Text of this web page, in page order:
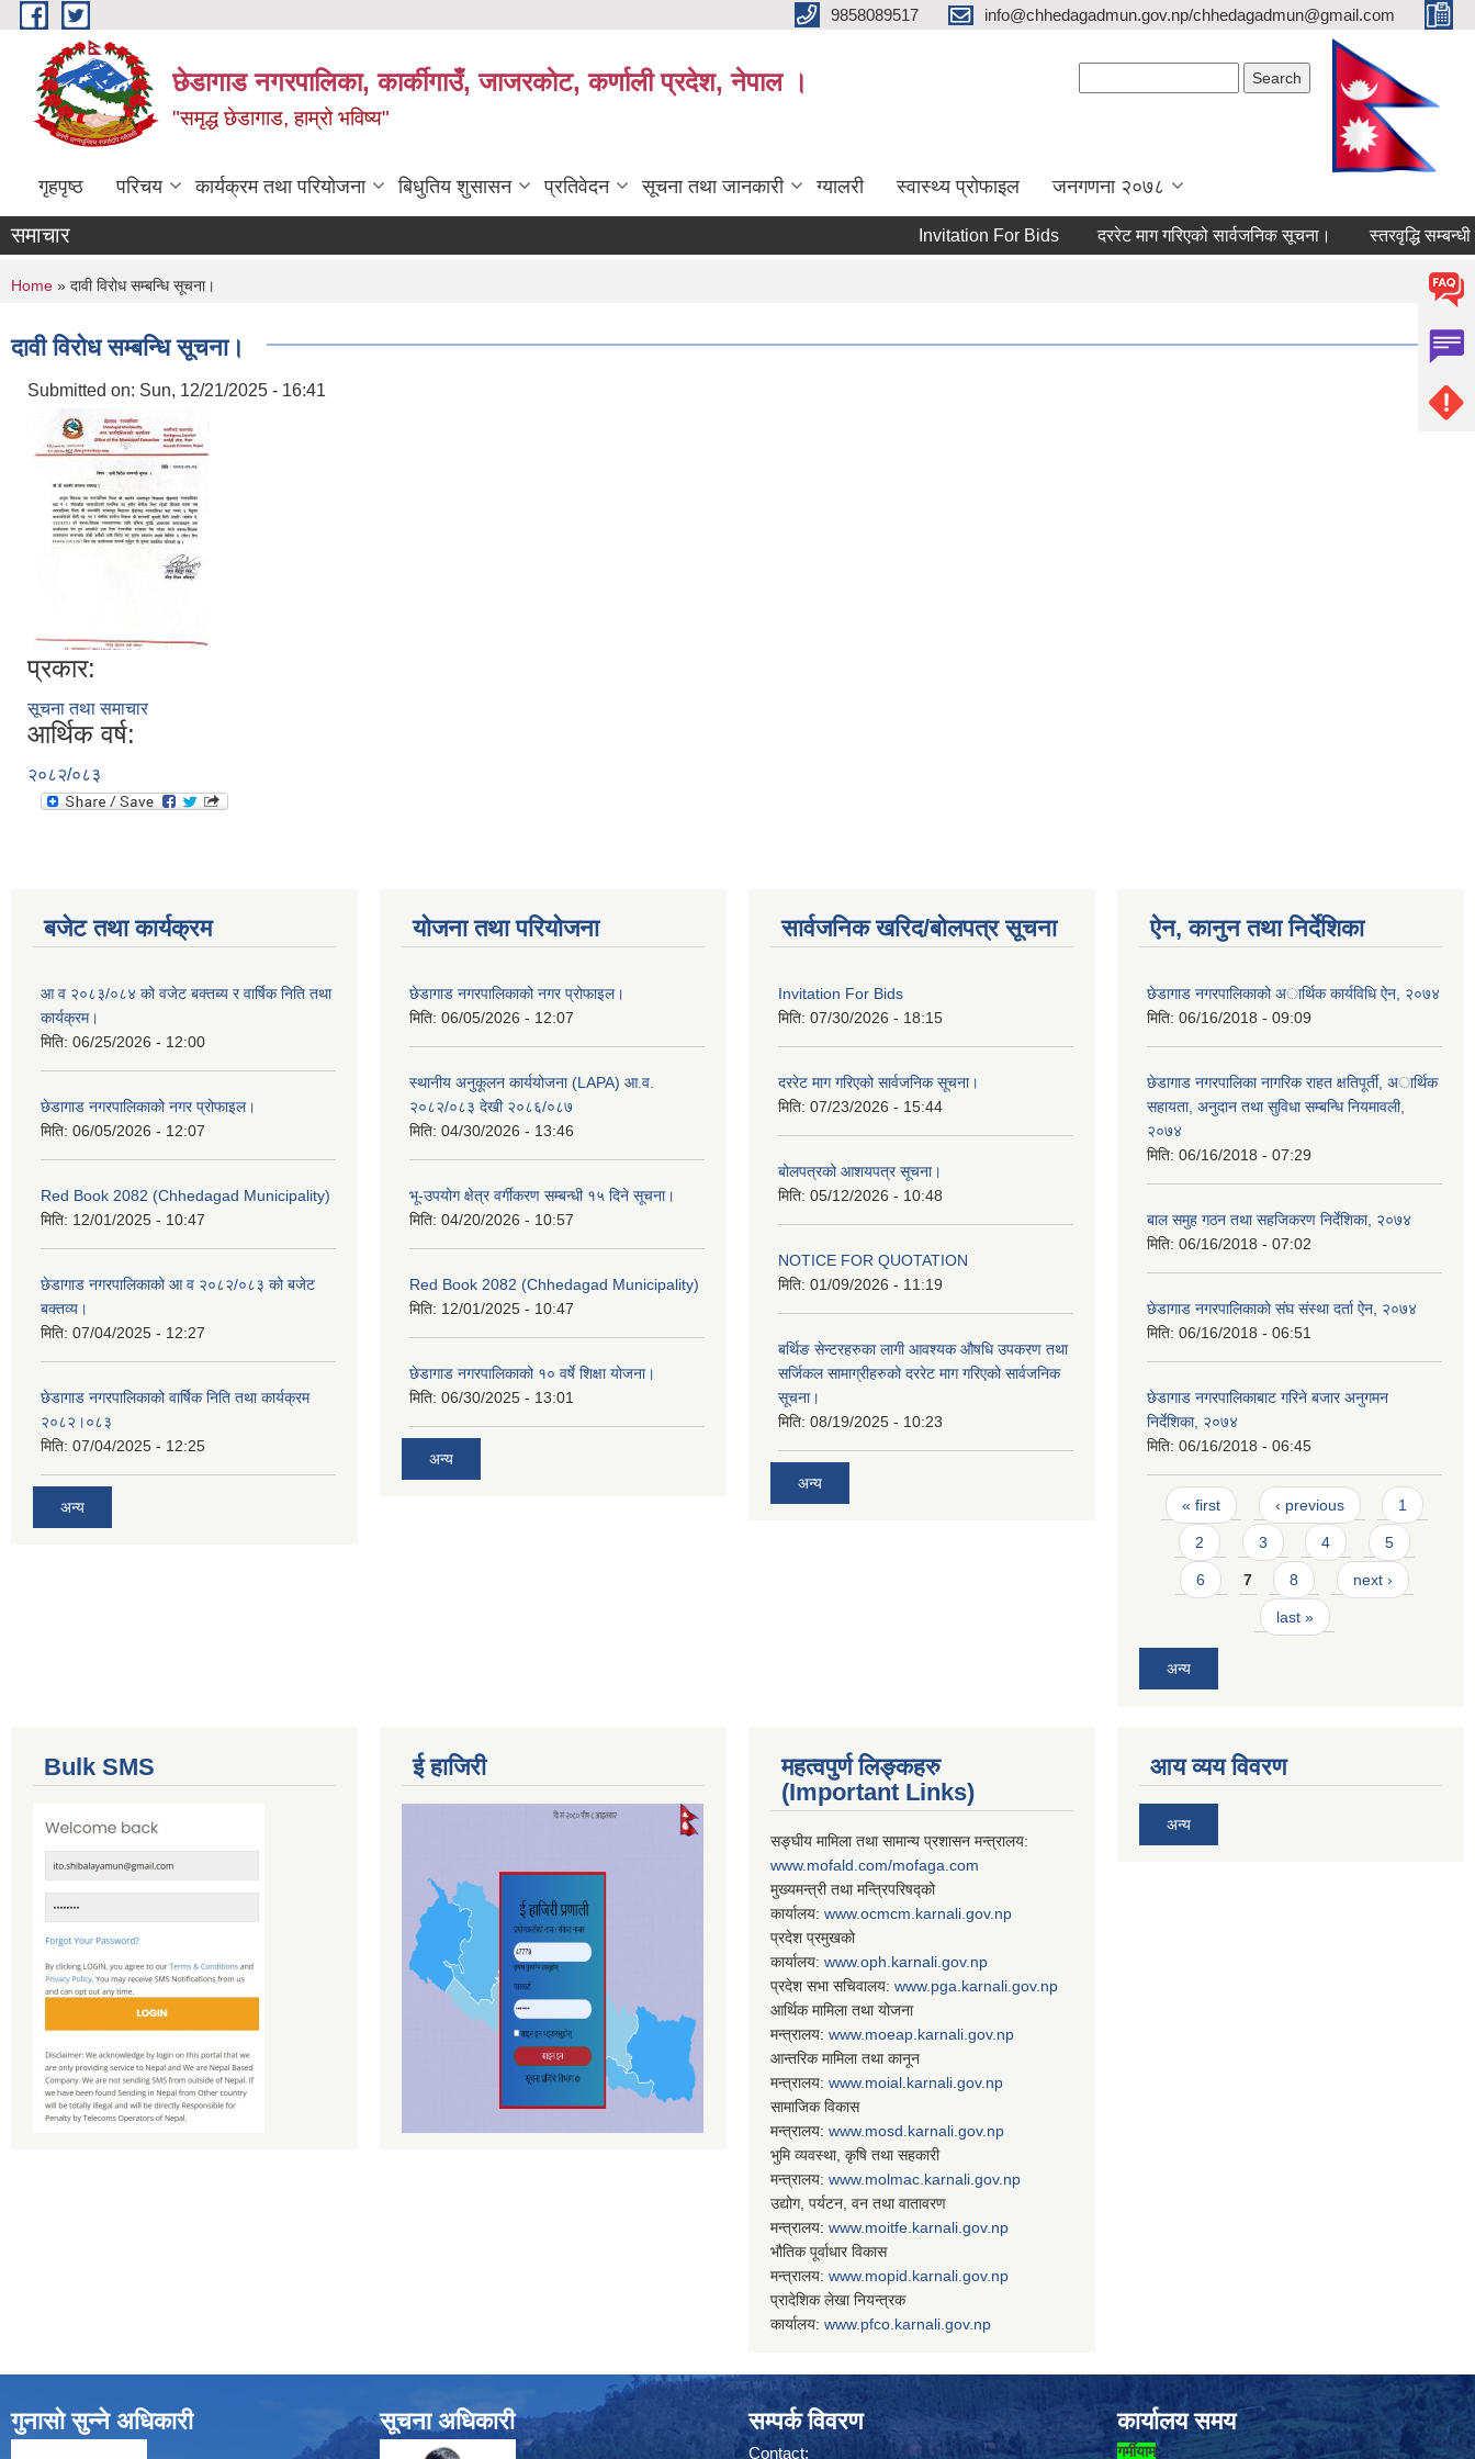
Skip to main content 9858089517 info@chhedagadmun.gov.np/chhedagadmun@gmail.com
छेडागाड नगरपालिका, कार्कीगाउँ, जाजरकाेट, कर्णाली प्रदेश, नेपाल ।
"समृद्ध छेडागाड, हाम्रो भविष्य"
गृहपृष्ठ परिचय कार्यक्रम तथा परियोजना बिधुतिय शुसासन प्रतिवेदन सूचना तथा जानकारी ग्यालरी स्वास्थ्य प्रोफाइल जनगणना २०७८
समाचार Invitation For Bids दररेट माग गरिएको सार्वजनिक सूचना। स्तरवृद्धि सम्बन्धी
You are here
Home » दावी विरोध सम्बन्धि सूचना।
दावी विरोध सम्बन्धि सूचना।
Submitted on: Sun, 12/21/2025 - 16:41
प्रकार:
सूचना तथा समाचार
आर्थिक वर्ष:
२०८२/०८३
बजेट तथा कार्यक्रम
आ व २०८३/०८४ को वजेट बक्तब्य र वार्षिक निति तथा
कार्यक्रम।
मिति: 06/25/2026 - 12:00
छेडागाड नगरपालिकाको नगर प्रोफाइल।
मिति: 06/05/2026 - 12:07
Red Book 2082 (Chhedagad Municipality)
मिति: 12/01/2025 - 10:47
छेडागाड नगरपालिकाको आ व २०८२/०८३ को बजेट
बक्तव्य।
मिति: 07/04/2025 - 12:27
छेडागाड नगरपालिकाको वार्षिक निति तथा कार्यक्रम
२०८२।०८३
मिति: 07/04/2025 - 12:25
अन्य
योजना तथा परियोजना
छेडागाड नगरपालिकाको नगर प्रोफाइल।
मिति: 06/05/2026 - 12:07
स्थानीय अनुकूलन कार्ययोजना (LAPA) आ.व.
२०८२/०८३ देखी २०८६/०८७
मिति: 04/30/2026 - 13:46
भू-उपयोग क्षेत्र वर्गीकरण सम्बन्धी १५ दिने सूचना।
मिति: 04/20/2026 - 10:57
Red Book 2082 (Chhedagad Municipality)
मिति: 12/01/2025 - 10:47
छेडागाड नगरपालिकाको १० वर्षे शिक्षा योजना।
मिति: 06/30/2025 - 13:01
अन्य
सार्वजनिक खरिद/बोलपत्र सूचना
Invitation For Bids
मिति: 07/30/2026 - 18:15
दररेट माग गरिएको सार्वजनिक सूचना।
मिति: 07/23/2026 - 15:44
बोलपत्रको आशयपत्र सूचना।
मिति: 05/12/2026 - 10:48
NOTICE FOR QUOTATION
मिति: 01/09/2026 - 11:19
बर्थिङ सेन्टरहरुका लागी आवश्यक औषधि उपकरण तथा
सर्जिकल सामाग्रीहरुको दररेट माग गरिएको सार्वजनिक
सूचना।
मिति: 08/19/2025 - 10:23
अन्य
ऐन, कानुन तथा निर्देशिका
छेडागाड नगरपालिकाको अार्थिक कार्यविधि ऐन, २०७४
मिति: 06/16/2018 - 09:09
छेडागाड नगरपालिका नागरिक राहत क्षतिपूर्ती, अार्थिक
सहायता, अनुदान तथा सुविधा सम्बन्धि नियमावली,
२०७४
मिति: 06/16/2018 - 07:29
बाल समुह गठन तथा सहजिकरण निर्देशिका, २०७४
मिति: 06/16/2018 - 07:02
छेडागाड नगरपालिकाकाे स‌ंघ संस्था दर्ता ऐन, २०७४
मिति: 06/16/2018 - 06:51
छेडागाड नगरपालिकाबाट गरिने बजार अनुगमन
निर्देशिका, २०७४
मिति: 06/16/2018 - 06:45
Pages
« first ‹ previous 1
2 3 4 5
6 7 8 next ›
last »
अन्य
Bulk SMS ई हाजिरी
महत्वपुर्ण लिङ्कहरु
(Important Links)
सङ्घीय मामिला तथा सामान्य प्रशासन मन्त्रालय:
www.mofald.com/mofaga.com
मुख्यमन्त्री तथा मन्त्रिपरिषद्को
कार्यालय: www.ocmcm.karnali.gov.np
प्रदेश प्रमुखको
कार्यालय: www.oph.karnali.gov.np
प्रदेश सभा सचिवालय: www. pga.karnali.gov.np
आर्थिक मामिला तथा योजना
मन्त्रालय: www. moeap.karnali.gov.np
आन्तरिक मामिला तथा कानून
मन्त्रालय: www. moial.karnali.gov.np
सामाजिक विकास
मन्त्रालय: www. mosd.karnali.gov.np
भुमि व्यवस्था, कृषि तथा सहकारी
मन्त्रालय: www. molmac.karnali.gov.np
उद्योग, पर्यटन, वन तथा वातावरण
मन्त्रालय: www. moitfe.karnali.gov.np
भौतिक पूर्वाधार विकास
मन्त्रालय: www. mopid.karnali.gov.np
प्रादेशिक लेखा नियन्त्रक
कार्यालय: www. pfco.karnali.gov.np
आय व्यय विवरण
अन्य
गुनासो सुन्ने अधिकारी सूचना अधिकारी सम्पर्क विवरण
Contact:
कार्यालय समय
गर्मीयाम